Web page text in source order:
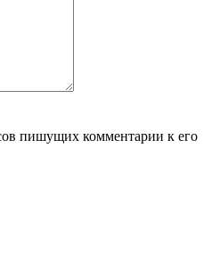
пишущих комментарии к его